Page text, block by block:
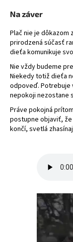
Na záver
Plač nie je dôkazom
prirodzená súčasť
dieťa komunikuje
Nie vždy budeme
Niekedy totiž dieťa
odpoveď. Potrebuje
nepokoji nezostane
Práve pokojná
postupne objaviť,
končí, svetlá